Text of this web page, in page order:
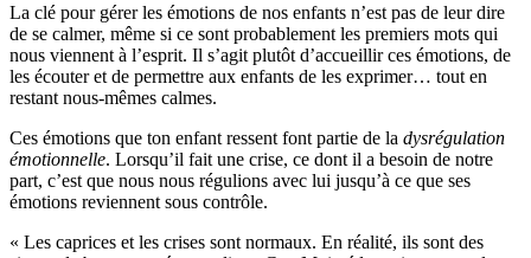
La clé pour gérer les émotions de nos enfants n’est pas de leur dire
de se calmer, même si ce sont probablement les premiers mots qui
nous viennent à l’esprit. Il s’agit plutôt d’accueillir ces émotions, de
les écouter et de permettre aux enfants de les exprimer… tout en
restant nous-mêmes calmes.
Ces émotions que ton enfant ressent font partie de la dysrégulation
émotionnelle. Lorsqu’il fait une crise, ce dont il a besoin de notre
part, c’est que nous nous régulions avec lui jusqu’à ce que ses
émotions reviennent sous contrôle.
« Les caprices et les crises sont normaux. En réalité, ils sont des